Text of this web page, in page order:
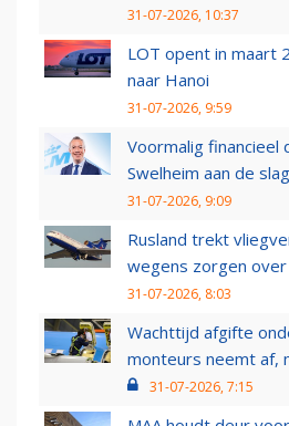
31-07-2026, 10:37
LOT opent in maart
naar Hanoi
31-07-2026, 9:59
Voormalig financieel
Swelheim aan de
31-07-2026, 9:09
Rusland trekt
wegens zorgen over
31-07-2026, 8:03
Wachttijd afgifte
monteurs neemt af,
31-07-2026, 7:15